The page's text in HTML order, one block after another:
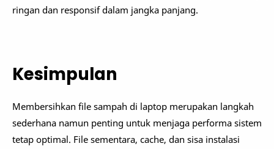
ringan dan responsif dalam jangka panjang.
Kesimpulan
Membersihkan file sampah di laptop merupakan langkah
sederhana namun penting untuk menjaga performa sistem
tetap optimal. File sementara, cache, dan sisa instalasi